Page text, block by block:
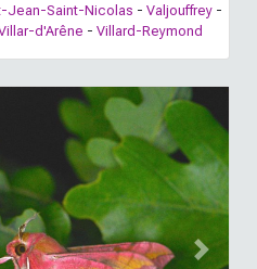
Jean-Saint-Nicolas - Valjouffrey -
d'Arêne - Villard-Reymond
Next